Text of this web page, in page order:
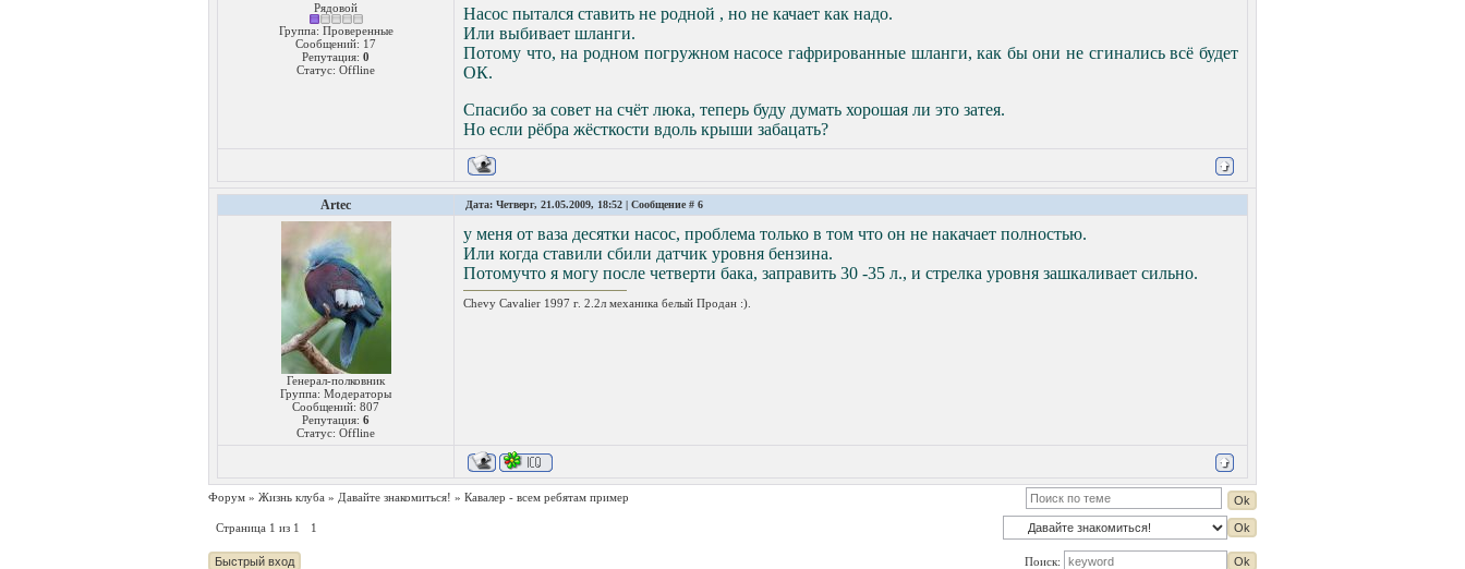
Рядовой
Группа: Проверенные
Сообщений: 17
Репутация: 0
Статус: Offline
Насос пытался ставить не родной , но не качает как надо.
Или выбивает шланги.
Потому что, на родном погружном насосе гафрированные шланги, как бы они не сгинались всё будет
ОК.
Спасибо за совет на счёт люка, теперь буду думать хорошая ли это затея.
Но если рёбра жёсткости вдоль крыши забацать?
Artec Дата: Четверг, 21.05.2009, 18:52 | Сообщение # 6
Генерал-полковник
Группа: Модераторы
Сообщений: 807
Репутация: 6
Статус: Offline
у меня от ваза десятки насос, проблема только в том что он не накачает полностью.
Или когда ставили сбили датчик уровня бензина.
Потомучто я могу после четверти бака, заправить 30 -35 л., и стрелка уровня зашкаливает сильно.
Chevy Cavalier 1997 г. 2.2л механика белый Продан :).
Форум » Жизнь клуба » Давайте знакомиться! » Кавалер - всем ребятам пример
Страница 1 из 1 1
Поиск: